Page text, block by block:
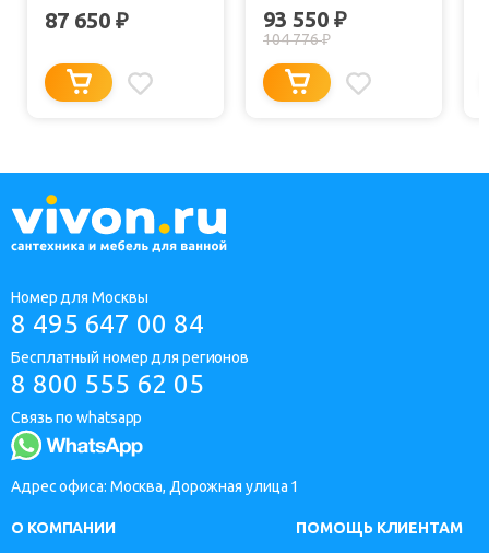
KOLPA SAN EROICA
STANDART (МАССАЖ:
87 650 ₽
EROICA
93 550 ₽
104 776₽
Номер для Москвы
8 495 647 00 84
Бесплатный номер для регионов
8 800 555 62 05
Связь по whatsapp
Адрес офиса: Москва, Дорожная улица 1
О КОМПАНИИ
ПОМОЩЬ КЛИЕНТАМ